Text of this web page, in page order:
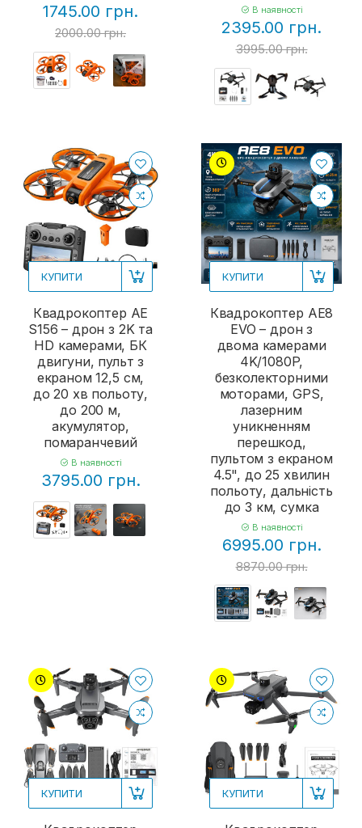
1745.00 грн.
2000.00 грн.
В наявності
2395.00 грн.
3995.00 грн.
КУПИТИ
Квадрокоптер AE
S156 – дрон з 2K та
HD камерами, БК
двигуни, пульт з
екраном 12,5 см,
до 20 хв польоту,
до 200 м,
акумулятор,
помаранчевий
В наявності
3795.00 грн.
КУПИТИ
Квадрокоптер AE8
​​EVO – дрон з
двома камерами
4K/1080P,
безколекторними
моторами, GPS,
лазерним
уникненням
перешкод,
пультом з екраном
4.5", до 25 хвилин
польоту, дальність
до 3 км, сумка
В наявності
6995.00 грн.
8870.00 грн.
КУПИТИ КУПИТИ